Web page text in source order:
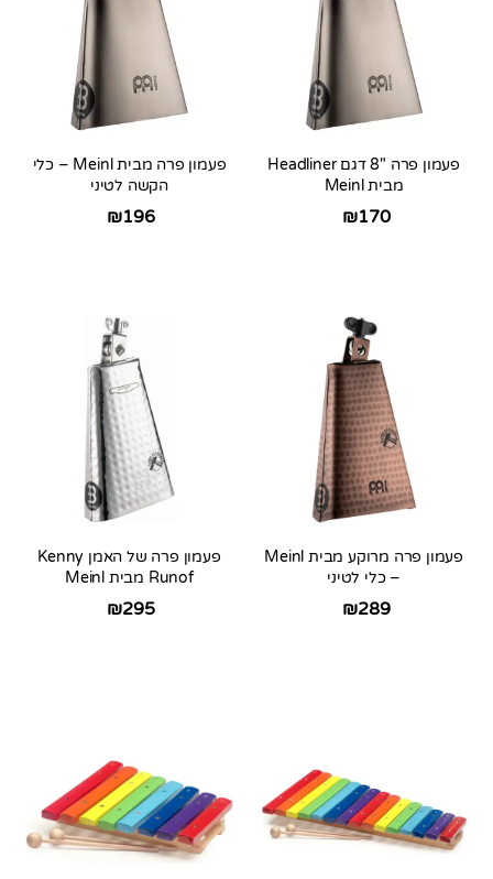
פעמון פרה 8″ דגם Headliner
מבית Meinl
₪170
פעמון פרה מבית Meinl – כלי
הקשה לטיני
₪196
פעמון פרה מרוקע מבית Meinl
– כלי לטיני
₪289
פעמון פרה של האמן Kenny
Runof מבית Meinl
₪295